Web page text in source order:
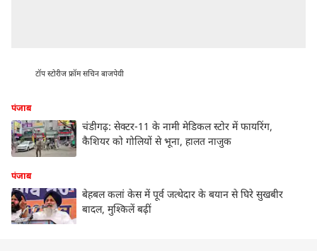
टॉप स्टोरीज फ्रॉम सचिन बाजपेयी
पंजाब
चंडीगढ़: सेक्टर-11 के नामी मेडिकल स्टोर में फायरिंग,
कैशियर को गोलियों से भूना, हालत नाजुक
पंजाब
बेहबल कलां केस में पूर्व जत्थेदार के बयान से घिरे सुखबीर
बादल, मुश्किलें बढ़ीं